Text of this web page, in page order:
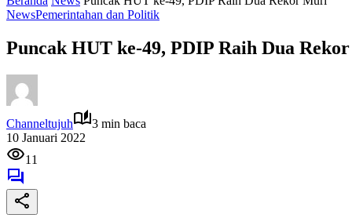
NewsPemerintahan dan Politik
Puncak HUT ke-49, PDIP Raih Dua
Channeltujuh
3 min baca
10 Januari 2022
11